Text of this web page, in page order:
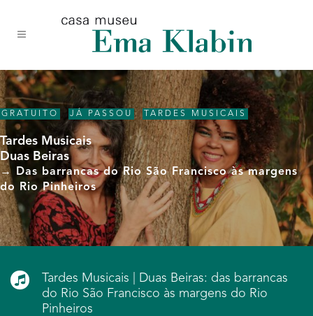
conteúdo
navegação
site
GRATUITO JÁ PASSOU , TARDES MUSICAIS
Tardes Musicais
Duas Beiras
→ Das barrancas do Rio São Francisco às margens
do Rio Pinheiros
Tardes Musicais | Duas Beiras: das barrancas
do Rio São Francisco às margens do Rio
Pinheiros